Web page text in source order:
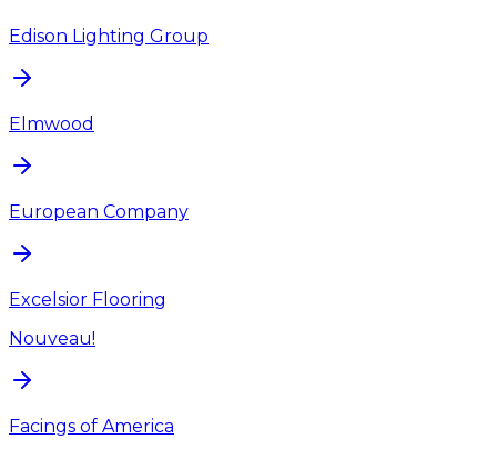
Edison Lighting Group
Elmwood
European Company
Excelsior Flooring
Nouveau!
Facings of America